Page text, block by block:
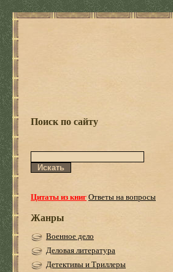
Поиск по сайту
Цитаты из книгОтветы на вопросы
Жанры
Военное дело
Деловая литература
Детективы и Триллеры